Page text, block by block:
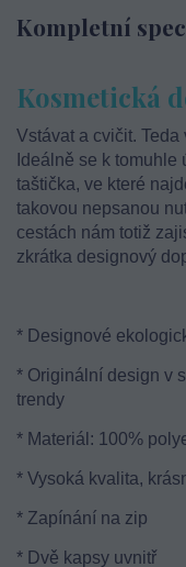
Kompletní
Kosmetická
Vstávat a cvičit. Teda
Ideálně se k
taštička, ve které
takovou nepsanou
cestách nám totiž
zkrátka designový
* Designové
* Originální design v
trendy
* Materiál: 100%
* Vysoká kvalita,
* Zapínání na zip
* Dvě kapsy uvnitř